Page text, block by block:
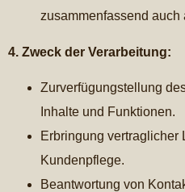
zusammenfassend auch
4. Zweck der Verarbeitung:
Zurverfügungstellung
Inhalte und Funktionen.
Erbringung vertraglicher
Kundenpflege.
Beantwortung von